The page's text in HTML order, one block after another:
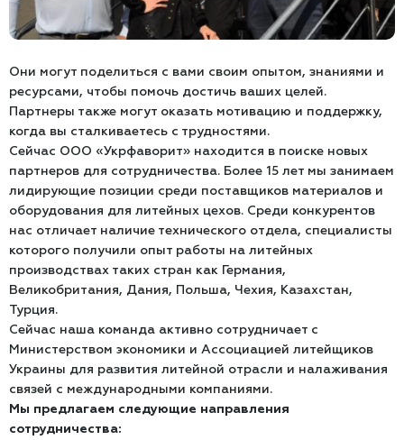
Они могут поделиться с вами своим опытом, знаниями и
ресурсами, чтобы помочь достичь ваших целей.
Партнеры также могут оказать мотивацию и поддержку,
когда вы сталкиваетесь с трудностями.
Сейчас ООО «Укрфаворит» находится в поиске новых
партнеров для сотрудничества. Более 15 лет мы занимаем
лидирующие позиции среди поставщиков материалов и
оборудования для литейных цехов. Среди конкурентов
нас отличает наличие технического отдела, специалисты
которого получили опыт работы на литейных
производствах таких стран как Германия,
Великобритания, Дания, Польша, Чехия, Казахстан,
Турция.
Сейчас наша команда активно сотрудничает с
Министерством экономики и Ассоциацией литейщиков
Украины для развития литейной отрасли и налаживания
связей с международными компаниями.
Мы предлагаем следующие направления
сотрудничества: